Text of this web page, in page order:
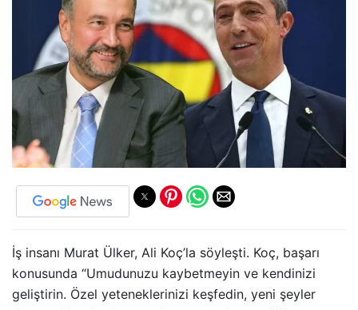
İş insanı Murat Ülker, Ali Koç’la söyleşti. Koç, başarı
konusunda “Umudunuzu kaybetmeyin ve kendinizi
geliştirin. Özel yeteneklerinizi keşfedin, yeni şeyler